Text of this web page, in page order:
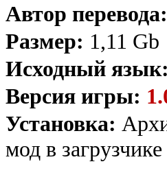
Автор перевода:
Размер: 1,11 Gb
Исходный язык:
Версия игры:
Установка:
мод в загрузчике